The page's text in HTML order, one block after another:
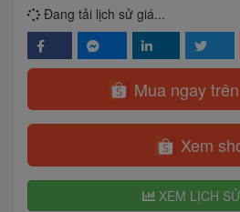
Đang tải lịch sử giá...
Mua ngay
Xem
XEM LỊCH